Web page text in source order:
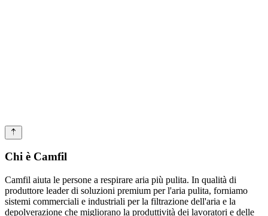
Chi è Camfil
Camfil aiuta le persone a respirare aria più pulita. In qualità di
produttore leader di soluzioni premium per l'aria pulita, forniamo
sistemi commerciali e industriali per la filtrazione dell'aria e la
depolverazione che migliorano la produttività dei lavoratori e delle